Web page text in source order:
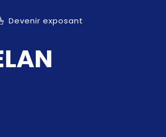
Devenir exposant